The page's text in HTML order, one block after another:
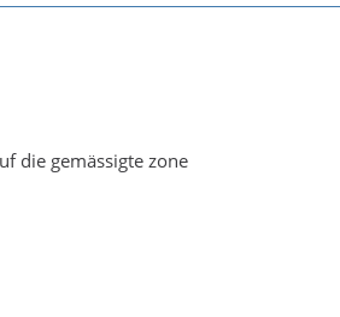
die gemässigte zone